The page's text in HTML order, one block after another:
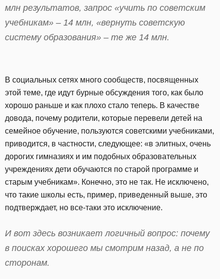
млн результатов, запрос «учить по советским
учебникам» – 14 млн, «вернуть советскую
систему образования» – те же 14 млн.
В социальных сетях много сообществ, посвященных
этой теме, где идут бурные обсуждения того, как было
хорошо раньше и как плохо стало теперь. В качестве
довода, почему родители, которые перевели детей на
семейное обучение, пользуются советскими учебниками,
приводится, в частности, следующее: «в элитных, очень
дорогих гимназиях и им подобных образовательных
учреждениях дети обучаются по старой программе и
старым учебникам». Конечно, это не так. Не исключено,
что такие школы есть, пример, приведенный выше, это
подтверждает, но все-таки это исключение.
И вот здесь возникает логичный вопрос: почему
в поисках хорошего мы смотрим назад, а не по
сторонам.